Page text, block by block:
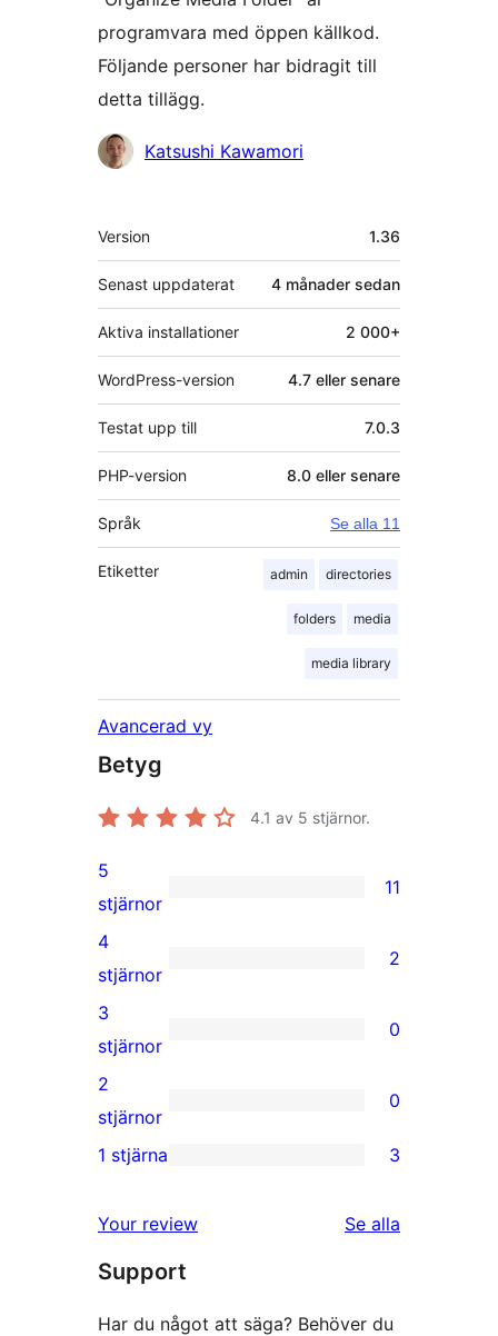
programvara med öppen källkod.
Följande personer har bidragit till
detta tillägg.
BidragandeKatsushi Kawamori
Meta
Version 1.36
Senast uppdaterat 4 månader sedan
Aktiva installationer 2 000+
WordPress-version 4.7 eller senare
Testat upp till 7.0.3
PHP-version 8.0 eller senare
Språk Se alla 11
Etiketter admin directories
folders media
media library
Avancerad vy
Betyg
4.1 av 5 stjärnor.
11
5-
stjärniga
recensioner
5
stjärnor
11
2
4-
stjärniga
recensioner
4
stjärnor
2
0
3-
stjärniga
recensioner
3
stjärnor
0
0
2-
recensioner
2
stjärnor
0
stjärniga
recensioner
1 stjärna 3
Your review Se alla
Support
Har du något att säga? Behöver du